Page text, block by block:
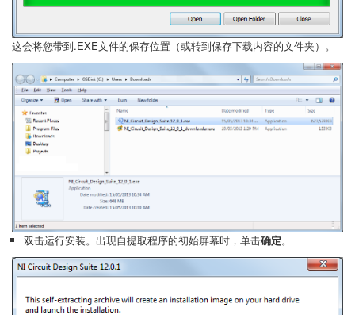
这会将您带到.EXE文件的保存位置（或转到保存下载内容的文件夹）。
双击运行安装。出现自提取程序的初始屏幕时，单击确定。